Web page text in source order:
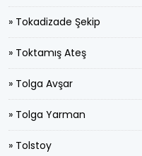
» Tokadizade Şekip
» Toktamış Ateş
» Tolga Avşar
» Tolga Yarman
» Tolstoy